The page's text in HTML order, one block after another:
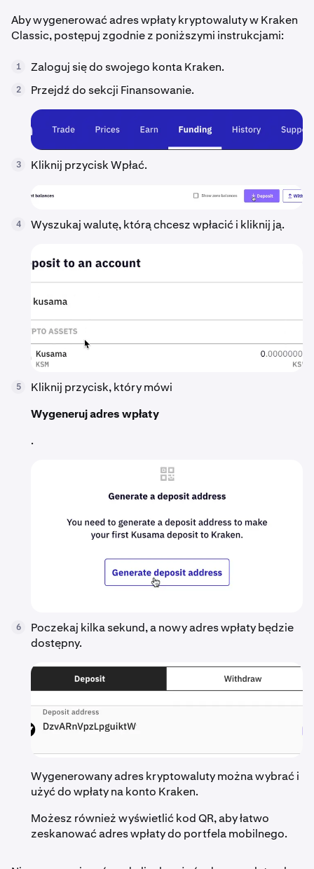
Aby wygenerować adres wpłaty kryptowaluty w Kraken
Classic, postępuj zgodnie z poniższymi instrukcjami:
1 Zaloguj się do swojego konta Kraken.
2 Przejdź do sekcji Finansowanie.
3 Kliknij przycisk Wpłać.
4 Wyszukaj walutę, którą chcesz wpłacić i kliknij ją.
5
Kliknij przycisk, który mówi
Wygeneruj adres wpłaty
.
6
Poczekaj kilka sekund, a nowy adres wpłaty będzie
dostępny.
Wygenerowany adres kryptowaluty można wybrać i
użyć do wpłaty na konto Kraken.
Możesz również wyświetlić kod QR, aby łatwo
zeskanować adres wpłaty do portfela mobilnego.